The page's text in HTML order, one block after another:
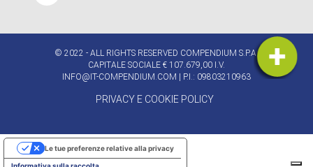
© 2022 - ALL RIGHTS RESERVED COMPENDIUM S.P.A.
CAPITALE SOCIALE € 107.679,00 I.V.
INFO@IT-COMPENDIUM.COM | P.I.: 09803210963
PRIVACY E COOKIE POLICY
Informativa sulla raccolta
Le tue preferenze relative alla privacy